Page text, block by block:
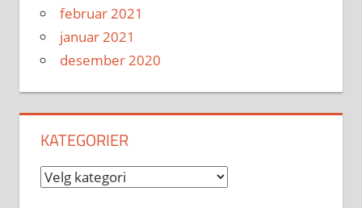
februar 2021
januar 2021
desember 2020
KATEGORIER
Kategorier